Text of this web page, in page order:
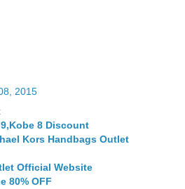
2015
8 Discount
Kors Handbags Outlet
Official Website
80% OFF